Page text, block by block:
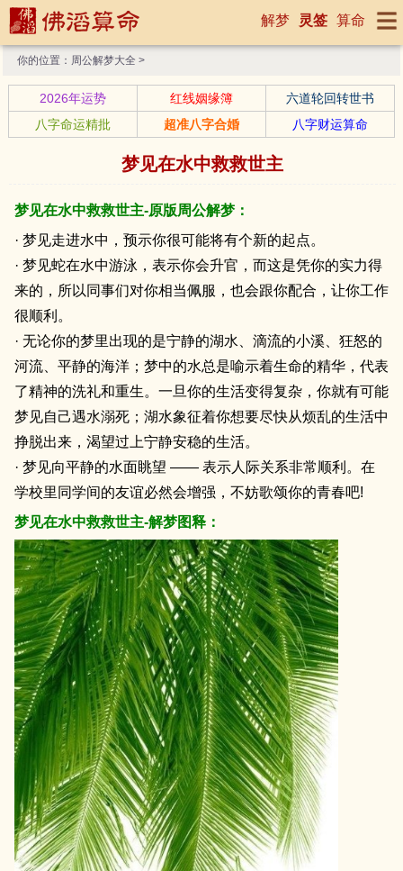
解梦 灵签 算命
你的位置： 周公解梦大全 >
2026年运势 红线姻缘簿
六道轮回转世书
八字命运精批
超准八字合婚 八字财运算命
梦见在水中救救世主
梦见在水中救救世主-原版周公解梦：
· 梦见走进水中，预示你很可能将有个新的起点。
· 梦见蛇在水中游泳，表示你会升官，而这是凭你的实力得
来的，所以同事们对你相当佩服，也会跟你配合，让你工作
很顺利。
· 无论你的梦里出现的是宁静的湖水、滴流的小溪、狂怒的
河流、平静的海洋；梦中的水总是喻示着生命的精华，代表
了精神的洗礼和重生。一旦你的生活变得复杂，你就有可能
梦见自己遇水溺死；湖水象征着你想要尽快从烦乱的生活中
挣脱出来，渴望过上宁静安稳的生活。
· 梦见向平静的水面眺望 —— 表示人际关系非常顺利。在
学校里同学间的友谊必然会增强，不妨歌颂你的青春吧!
梦见在水中救救世主-解梦图释：